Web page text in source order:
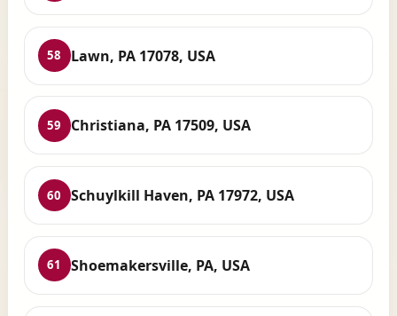
58 Lawn, PA 17078, USA
59 Christiana, PA 17509, USA
60 Schuylkill Haven, PA 17972, USA
61 Shoemakersville, PA, USA